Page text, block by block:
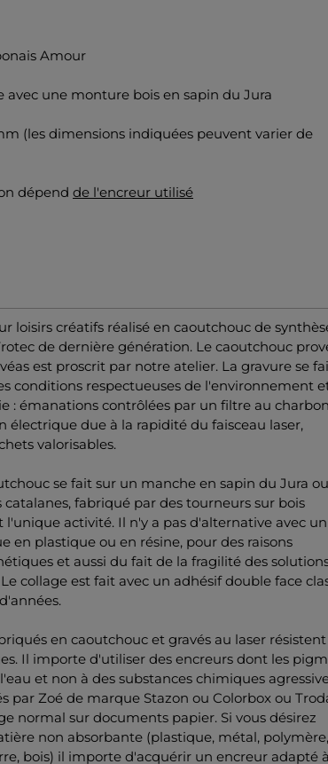
Amour
avec une monture bois en sapin du Jura
(les dimensions indiquées peuvent varier de
dépend de l'encreur utilisé
loisirs créatifs réalisé en caoutchouc de
de dernière génération. Le caoutchouc
est proscrit par notre atelier. La gravure se
conditions respectueuses de l'environnement
: émanations contrôlées par un filtre au
électrique due à la rapidité du faisceau laser,
valorisables.
se fait sur un manche en sapin du Jura
catalanes, fabriqué par des tourneurs sur bois
l'unique activité. Il n'y a pas d'alternative avec un
en plastique ou en résine, pour des raisons
et aussi du fait de la fragilité des
collage est fait avec un adhésif double face
en caoutchouc et gravés au laser
Il importe d'utiliser des encreurs dont les
et non à des substances chimiques
par Zoé de marque Stazon ou Colorbox ou
normal sur documents papier. Si vous désirez
non absorbante (plastique, métal,
bois) il importe d'acquérir un encreur adapté